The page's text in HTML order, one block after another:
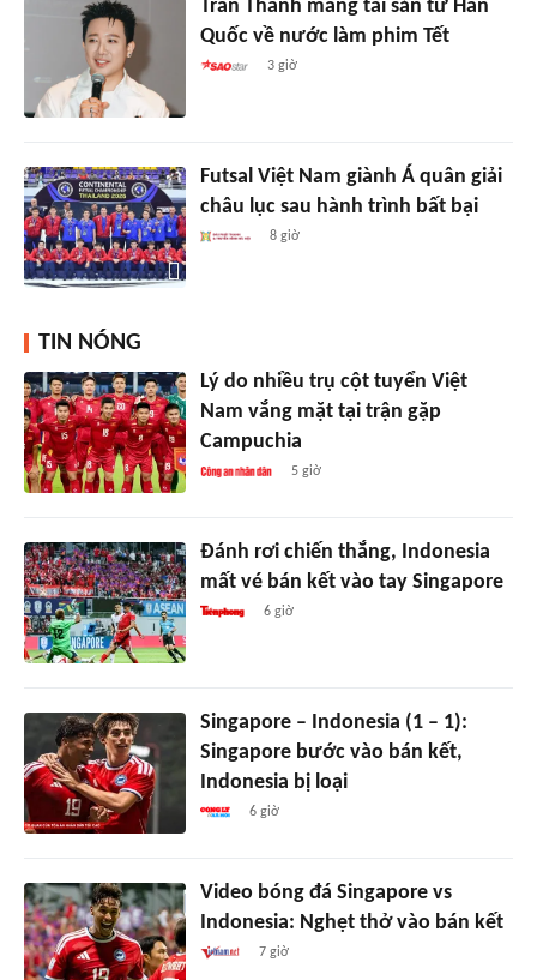
Trấn Thành mang tài sản từ Hàn
Quốc về nước làm phim Tết
3 giờ
Futsal Việt Nam giành Á quân giải
châu lục sau hành trình bất bại
8 giờ
TIN NÓNG
Lý do nhiều trụ cột tuyển Việt
Nam vắng mặt tại trận gặp
Campuchia
5 giờ
Đánh rơi chiến thắng, Indonesia
mất vé bán kết vào tay Singapore
6 giờ
Singapore – Indonesia (1 – 1):
Singapore bước vào bán kết,
Indonesia bị loại
6 giờ
Video bóng đá Singapore vs
Indonesia: Nghẹt thở vào bán kết
7 giờ